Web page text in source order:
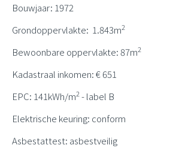
Bouwjaar: 1972
Grondoppervlakte: 1.843m2
Bewoonbare oppervlakte: 87m2
Kadastraal inkomen: € 651
EPC: 141kWh/m2- label B
Elektrische keuring: conform
Asbestattest: asbestveilig